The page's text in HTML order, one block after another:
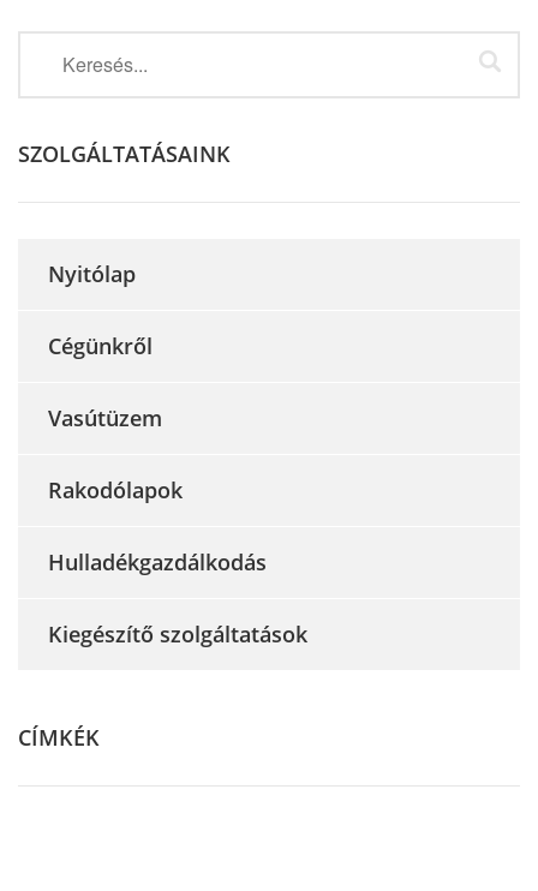
SZOLGÁLTATÁSAINK
Nyitólap
Cégünkről
Vasútüzem
Rakodólapok
Hulladékgazdálkodás
Kiegészítő szolgáltatások
CÍMKÉK